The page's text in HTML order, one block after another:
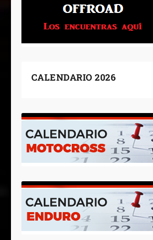
CALENDARIO 2026